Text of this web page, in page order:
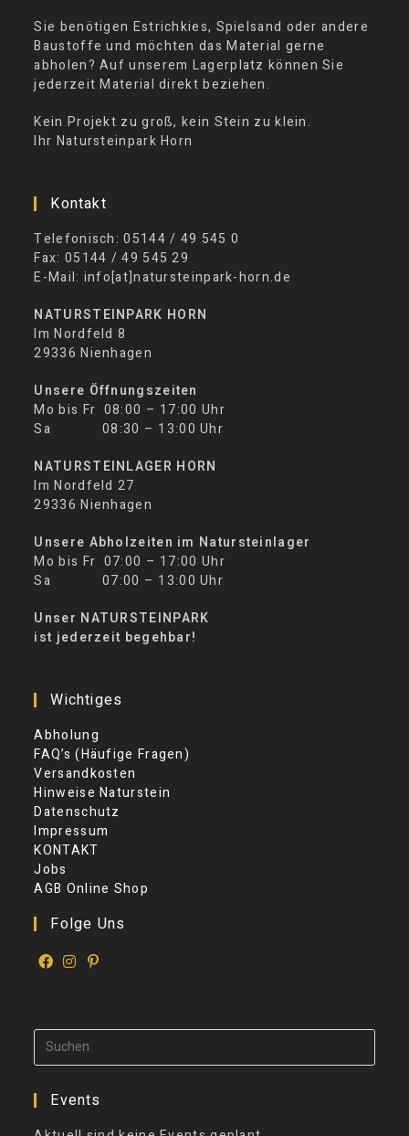
Sie benötigen Estrichkies, Spielsand oder andere
Baustoffe und möchten das Material gerne
abholen? Auf unserem Lagerplatz können Sie
jederzeit Material direkt beziehen.
Kein Projekt zu groß, kein Stein zu klein.
Ihr Natursteinpark Horn
Kontakt
Telefonisch: 05144 / 49 545 0
Fax: 05144 / 49 545 29
E-Mail: info[at]natursteinpark-horn.de
NATURSTEINPARK HORN
Im Nordfeld 8
29336 Nienhagen
Unsere Öffnungszeiten
Mo bis Fr 08:00 – 17:00 Uhr
Sa 08:30 – 13:00 Uhr
NATURSTEINLAGER HORN
Im Nordfeld 27
29336 Nienhagen
Unsere Abholzeiten im Natursteinlager
Mo bis Fr 07:00 – 17:00 Uhr
Sa 07:00 – 13:00 Uhr
Unser NATURSTEINPARK
ist jederzeit begehbar!
Wichtiges
Abholung
FAQ’s (Häufige Fragen)
Versandkosten
Hinweise Naturstein
Datenschutz
Impressum
KONTAKT
Jobs
AGB Online Shop
Folge Uns
Events